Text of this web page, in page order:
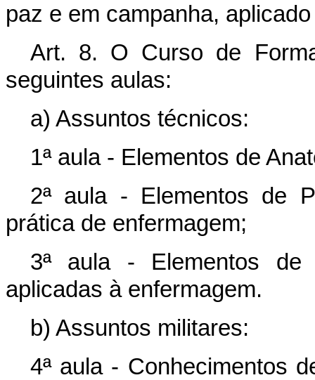
paz e em campanha,
Art. 8. O Curso de
seguintes aulas:
a) Assuntos técnicos:
1ª aula - Elementos de
2ª aula - Elementos de
prática de enfermagem;
3ª aula - Elementos de
aplicadas à enfermagem.
b) Assuntos militares:
4ª aula - Conhecimentos